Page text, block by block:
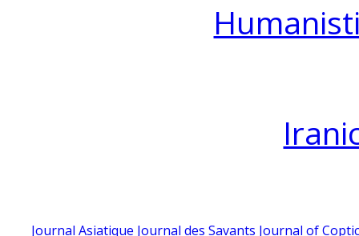
Journal Asiatique Journal des Savants Journal of